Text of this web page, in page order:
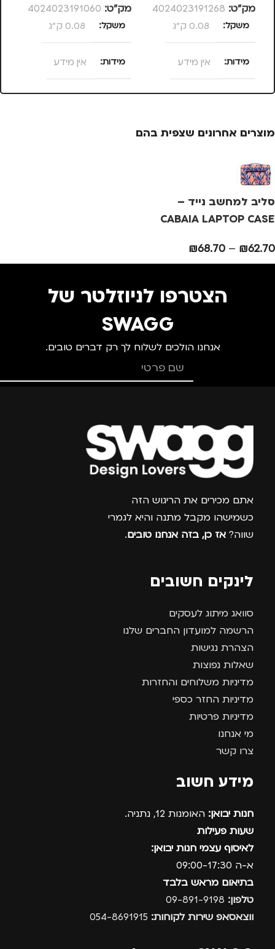
מק”ט: 4024023191268
משקל 0.08 ק"ג
מידות אין מידע
צבע ורוד
מידה +3
מותגים
מתאים ל
מק”ט: 4024023191060
משקל 0.08 ק"ג
מידות אין מידע
צבע ורוד
מוצרים אחרונים שצפית בהם
סליב למחשב נייד –
CABAIA LAPTOP CASE
₪62.70
–
₪68.70
הצטרפו לניוזלטר של
SWAGG
אנחנו הולכים לשלוח לך רק דברים טובים.
צרפו אותי למועדון
אתם מכירים את הריגוש הזה
כשמישהו מקבל מתנה והיא לגמרי
שווה? אז כן, בזה אנחנו טובים.
לינקים חשובים
סוואג מיתוג לעסקים
הרשמה למועדון החברים שלנו
הצהרת נגישות
שאלות נפוצות
מדיניות משלוחים והחזרות
מדיניות החזר כספי
מדיניות פרטיות
מי אנחנו
צרו קשר
מידע חשוב
חנות יבואן: האומנות 12, נתניה.
שעות פעילות
לאיסוף עצמי חנות יבואן:
א-ה 09:00-17:30
בתיאום מראש בלבד
טלפון:
ווצאסאפ שירות לקוחות: